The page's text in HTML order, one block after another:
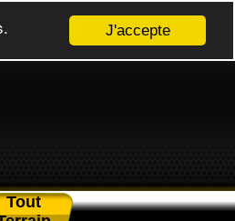
Tout
J'accepte